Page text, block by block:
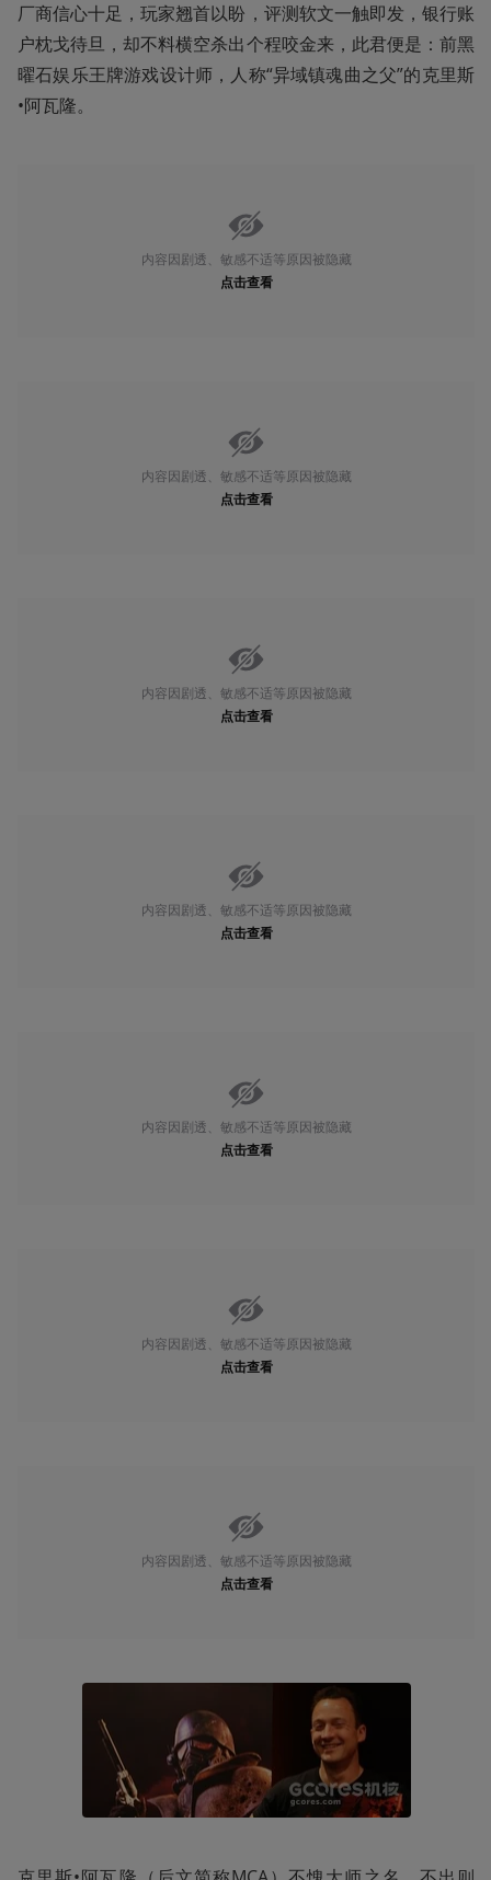
厂商信心十足，玩家翘首以盼，评测软文一触即发，银行账
户枕戈待旦，却不料横空杀出个程咬金来，此君便是：前黑
曜石娱乐王牌游戏设计师，人称“异域镇魂曲之父”的克里斯
•阿瓦隆。
内容因剧透、敏感不适等原因被隐藏
点击查看
内容因剧透、敏感不适等原因被隐藏
点击查看
内容因剧透、敏感不适等原因被隐藏
点击查看
内容因剧透、敏感不适等原因被隐藏
点击查看
内容因剧透、敏感不适等原因被隐藏
点击查看
内容因剧透、敏感不适等原因被隐藏
点击查看
内容因剧透、敏感不适等原因被隐藏
点击查看